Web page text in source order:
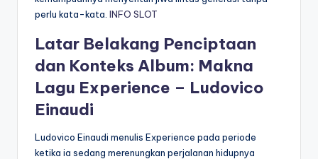
perlu kata-kata. INFO SLOT
Latar Belakang Penciptaan
dan Konteks Album: Makna
Lagu Experience – Ludovico
Einaudi
Ludovico Einaudi menulis Experience pada periode
ketika ia sedang merenungkan perjalanan hidupnya